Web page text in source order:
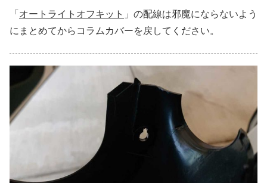
「 オートライトオフキット 」の配線は邪魔にならないよう
にまとめてからコラムカバーを戻してください。